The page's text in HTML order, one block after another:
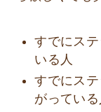
すでにス
いる人
すでにス
がっている